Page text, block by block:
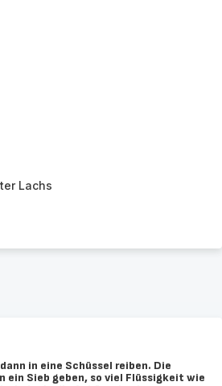
Lachs
in eine Schüssel reiben. Die
ein Sieb geben, so viel Flüssigkeit wie